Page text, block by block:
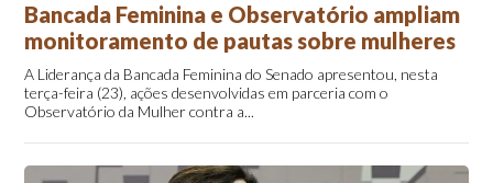
Bancada Feminina e Observatório ampliam
monitoramento de pautas sobre mulheres
A Liderança da Bancada Feminina do Senado apresentou, nesta
terça-feira (23), ações desenvolvidas em parceria com o
Observatório da Mulher contra a...